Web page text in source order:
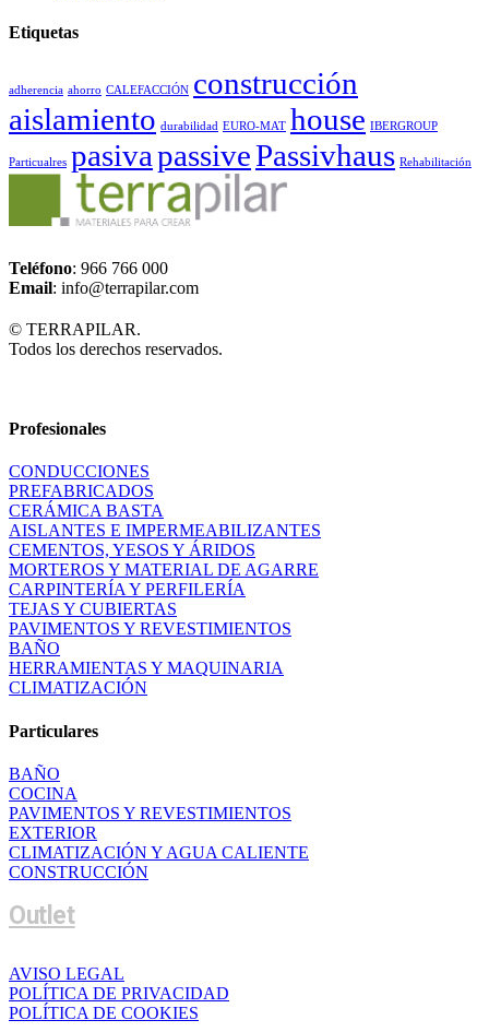
Etiquetas
adherencia ahorro CALEFACCIÓN construcción
aislamiento durabilidad EURO-MAT house IBERGROUP
Particualres pasivapassivePassivhaus Rehabilitación
Teléfono: 966 766 000
Email: info@terrapilar.com
© TERRAPILAR.
Todos los derechos reservados.
Profesionales
CONDUCCIONES
PREFABRICADOS
CERÁMICA BASTA
AISLANTES E IMPERMEABILIZANTES
CEMENTOS, YESOS Y ÁRIDOS
MORTEROS Y MATERIAL DE AGARRE
CARPINTERÍA Y PERFILERÍA
TEJAS Y CUBIERTAS
PAVIMENTOS Y REVESTIMIENTOS
BAÑO
HERRAMIENTAS Y MAQUINARIA
CLIMATIZACIÓN
Particulares
BAÑO
COCINA
PAVIMENTOS Y REVESTIMIENTOS
EXTERIOR
CLIMATIZACIÓN Y AGUA CALIENTE
CONSTRUCCIÓN
Outlet
AVISO LEGAL
POLÍTICA DE PRIVACIDAD
POLÍTICA DE COOKIES